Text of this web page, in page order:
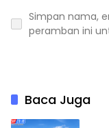
Simpan nama,
peramban ini
Baca Juga